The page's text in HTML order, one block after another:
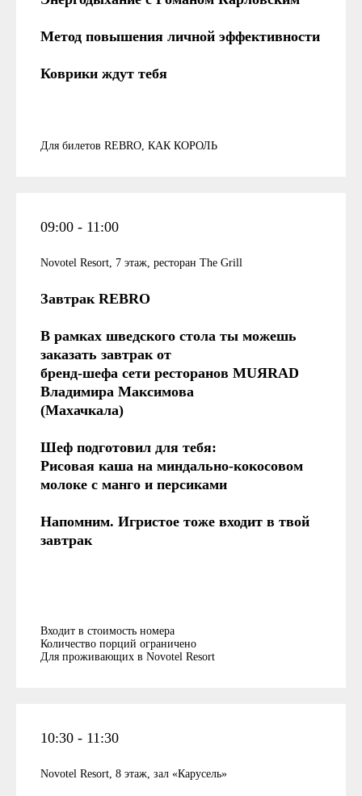
Метод повышения личной эффективности
Коврики ждут тебя
Для билетов REBRO, КАК КОРОЛЬ
09:00 - 11:00
Novotel Resort, 7 этаж, ресторан The Grill
Завтрак REBRO
В рамках шведского стола ты можешь
заказать завтрак от
бренд-шефа сети ресторанов MUЯRAD
Владимира Максимова
(Махачкала)
Шеф подготовил для тебя:
Рисовая каша на миндально-кокосовом
молоке с манго и персиками
Напомним. Игристое тоже входит в твой
завтрак
Входит в стоимость номера
Количество порций ограничено
Для проживающих в Novotel Resort
10:30 - 11:30
Novotel Resort, 8 этаж, зал «Карусель»